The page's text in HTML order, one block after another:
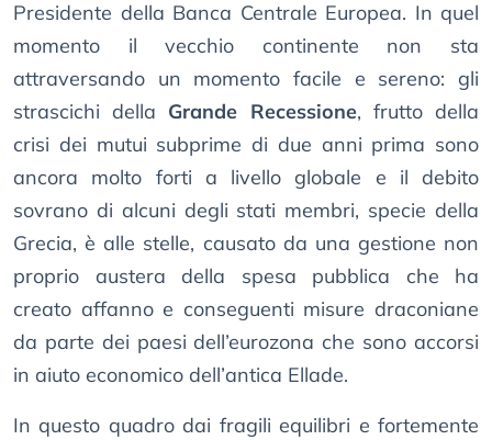
Presidente della Banca Centrale Europea. In quel
momento il vecchio continente non sta
attraversando un momento facile e sereno: gli
strascichi della Grande Recessione, frutto della
crisi dei mutui subprime di due anni prima sono
ancora molto forti a livello globale e il debito
sovrano di alcuni degli stati membri, specie della
Grecia, è alle stelle, causato da una gestione non
proprio austera della spesa pubblica che ha
creato affanno e conseguenti misure draconiane
da parte dei paesi dell’eurozona che sono accorsi
in aiuto economico dell’antica Ellade.
In questo quadro dai fragili equilibri e fortemente